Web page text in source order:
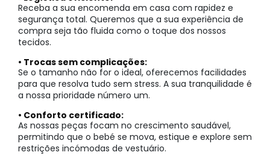
Receba a sua encomenda em casa com rapidez e
segurança total. Queremos que a sua experiência de
compra seja tão fluida como o toque dos nossos
tecidos.
• Trocas sem complicações:
Se o tamanho não for o ideal, oferecemos facilidades
para que resolva tudo sem stress. A sua tranquilidade é
a nossa prioridade número um.
• Conforto certificado:
As nossas peças focam no crescimento saudável,
permitindo que o bebé se mova, estique e explore sem
restrições incómodas de vestuário.